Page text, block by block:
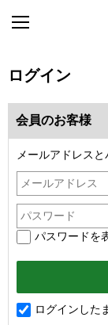
ログイン
会員のお客様
メールアドレス
パスワードを
ログインした